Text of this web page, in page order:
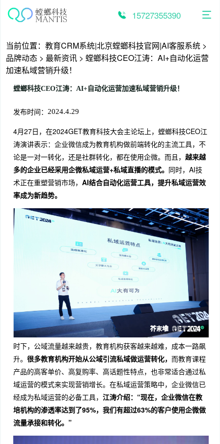
15727355390
当前位置： 教育CRM系统|北京螳螂科技官网|AI客服系统 >
品牌动态 > 最新资讯 > 螳螂科技CEO江涛：AI+自动化运营
加速私域营销升级！
螳螂科技CEO江涛：AI+自动化运营加速私域营销升级！
发布时间： 2024.4.29
4月27日，在2024GET教育科技大会主论坛上，螳螂科技CEO江
涛演讲表示：企业微信成为教育机构做前端转化的主流工具，不
论是一对一转化，还是社群转化，都在使用企微。而且， 越来越
多的企业已经采用企微私域运营+私域直播的模式。 同时，AI技
术正在重塑营销市场， AI结合自动化运营工具，提升私域运营效
率成为新趋势。
时下，公域流量越来越贵，教育机构获客越来越难，成本一路飙
升。 很多教育机构开始从公域引流私域做运营转化， 而教育课程
产品的高客单价、高复购率、高话题性特点，也非常适合通过私
域运营的模式来实现营销增长。在私域运营策略中，企业微信已
经成为私域运营的必备工具， 江涛介绍：“现在，企业微信在教
培机构的渗透率达到了95%，我们有超过63%的客户使用企微做
流量承接和转化。”